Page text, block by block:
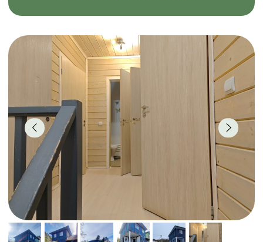
Вместимость:
8 основных мест + *2
дополнительных мест
Комнат:
Цена за сутки:
Площадь:108 м2.